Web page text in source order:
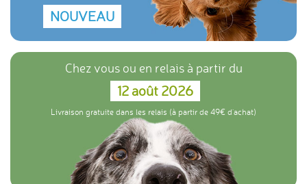
NOUVEAU
Chez vous ou en relais à partir du
12 août 2026
Livraison gratuite dans les relais (à partir de 49€ d'achat)